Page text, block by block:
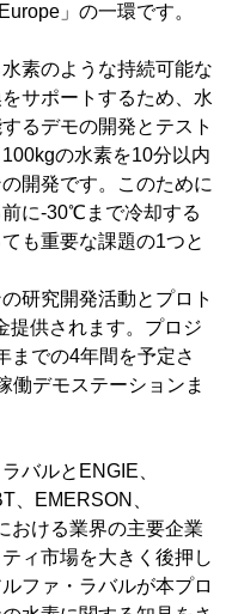
」の一環です。
素のような持続可能な
サポートするため、水
るデモの開発とテスト
の水素を10分以内
開発です。このために
に-30℃まで冷却する
も重要な課題の1つと
研究開発活動とプロト
提供されます。プロジ
までの4年間を予定さ
働デモステーションま
バルとENGIE、
、EMERSON、
おける業界の主要企業
ィ市場を大きく後押し
ファ・ラバルが本プロ